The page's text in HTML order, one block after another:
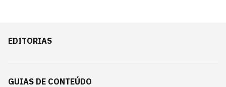
EDITORIAS
GUIAS DE CONTEÚDO